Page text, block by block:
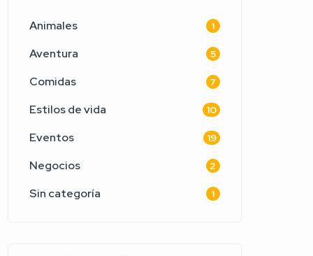
Animales 1
Aventura 5
Comidas 7
Estilos de vida 10
Eventos 19
Negocios 2
Sin categoría 1